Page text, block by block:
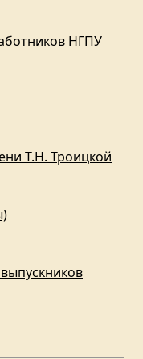
НГПУ
Т.Н. Троицкой